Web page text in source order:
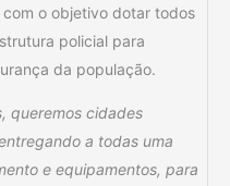
o objetivo dotar todos
policial para
da população.
queremos cidades
a todas uma
e equipamentos, para